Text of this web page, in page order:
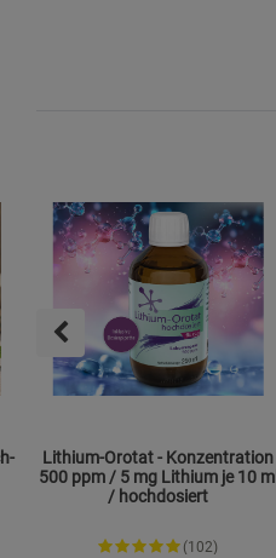
Lithium-Orotat - Konzentration
500 ppm / 5 mg Lithium je 10 ml
/ hochdosiert
(102)